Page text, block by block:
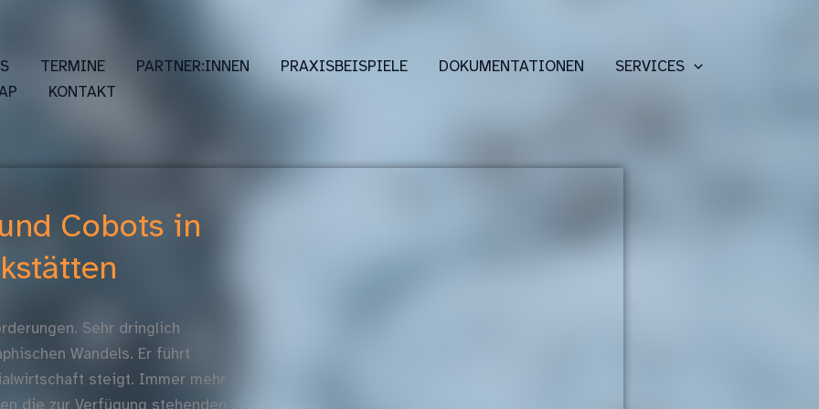
TERMINE PARTNER:INNEN PRAXISBEISPIELE DOKUMENTATIONEN
SERVICES
KONTAKT
Cobots in
Sehr dringlich
Wandels. Er führt
steigt. Immer mehr
die zur Verfügung stehenden